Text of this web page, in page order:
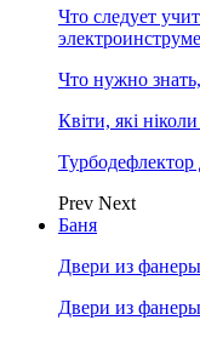
Что следует
Что нужно
Квіти, які
Prev Next
Баня
Двери из
Двери из